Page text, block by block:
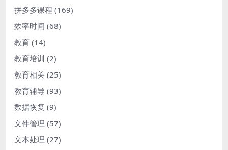
拼多多课程 (169)
效率时间 (68)
教育 (14)
教育培训 (2)
教育相关 (25)
教育辅导 (93)
数据恢复 (9)
文件管理 (57)
文本处理 (27)